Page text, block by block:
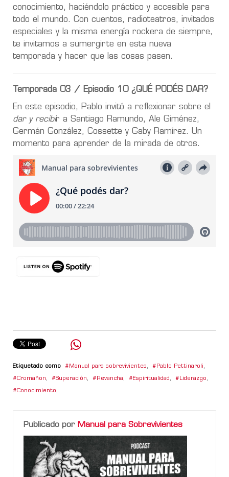
conocimiento, haciéndolo práctico y accesible para
todo el mundo. Con cuentos, radioteatros, invitados
especiales y la misma energía rockera de siempre,
te invitamos a sumergirte en esta nueva
temporada y hacer que las cosas pasen.
Temporada 03 / Episodio 10 ¿QUÉ PODÉS DAR?
En este episodio, Pablo invitó a reflexionar sobre el
dar y recibir a Santiago Ramundo, Ale Giménez,
Germán González, Cossette y Gaby Ramírez. Un
momento para aprender de la mirada de otros.
Etiquetado como Manual para sobrevivientes, Pablo Pettinaroli,
Cromañon, Superación, Revancha, Espiritualidad , Liderazgo,
Conocimiento,
Publicado por Manual para Sobrevivientes